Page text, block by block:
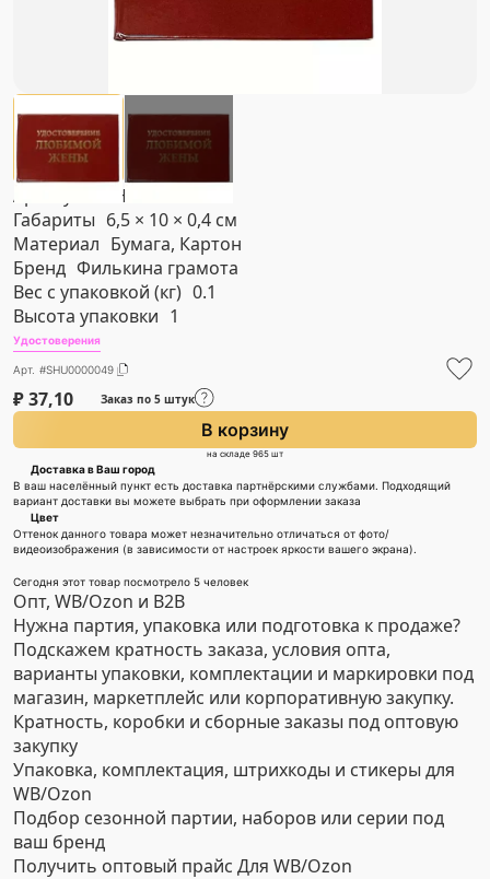
Артикул
#SHU0000049
Габариты 6,5 × 10 × 0,4 см
Материал Бумага, Картон
Бренд Филькина грамота
Вес с упаковкой (кг) 0.1
Высота упаковки 1
Удостоверения
Арт. #SHU0000049
₽37,10 Заказ по 5 штук
В корзину
на складе 965 шт
Доставка в Ваш город
В ваш населённый пункт есть доставка партнёрскими службами. Подходящий
вариант доставки вы можете выбрать при оформлении заказа
Цвет
Оттенок данного товара может незначительно отличаться от фото/
видеоизображения (в зависимости от настроек яркости вашего экрана).
Сегодня этот товар посмотрело 5 человек
Опт, WB/Ozon и B2B
Нужна партия, упаковка или подготовка к продаже?
Подскажем кратность заказа, условия опта,
варианты упаковки, комплектации и маркировки под
магазин, маркетплейс или корпоративную закупку.
Кратность, коробки и сборные заказы под оптовую
закупку
Упаковка, комплектация, штрихкоды и стикеры для
WB/Ozon
Подбор сезонной партии, наборов или серии под
ваш бренд
Получить оптовый прайс Для WB/Ozon